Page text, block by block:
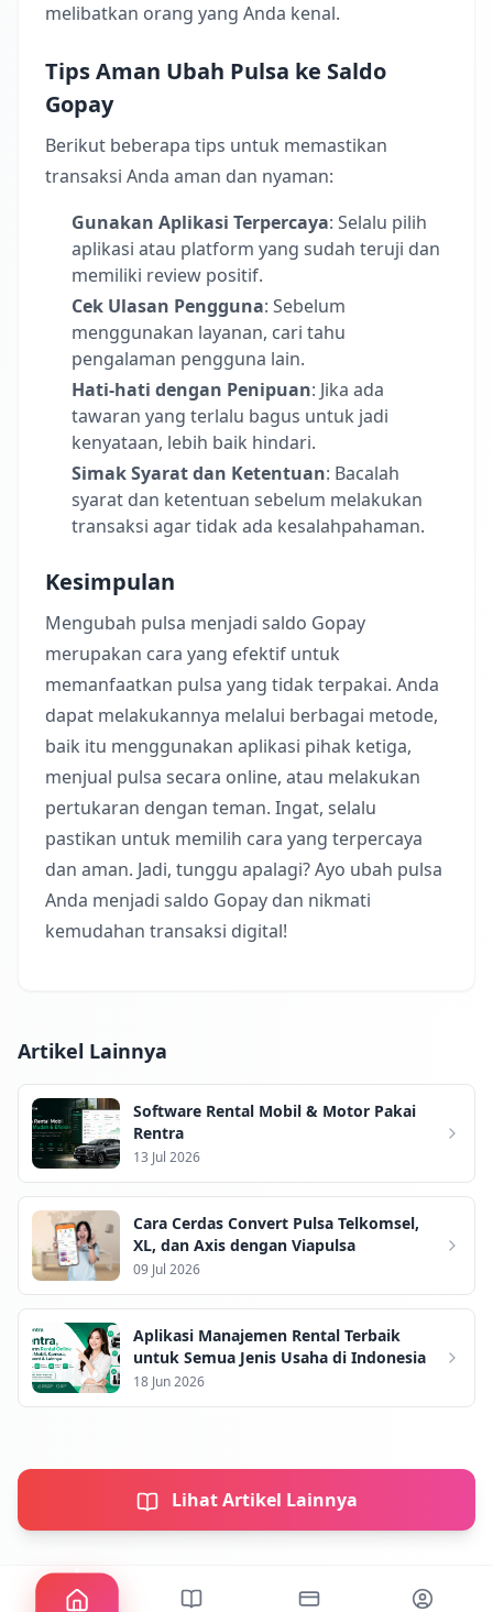
melibatkan orang yang Anda kenal.
Tips Aman Ubah Pulsa ke Saldo
Gopay
Berikut beberapa tips untuk memastikan
transaksi Anda aman dan nyaman:
Gunakan Aplikasi Terpercaya: Selalu pilih
aplikasi atau platform yang sudah teruji dan
memiliki review positif.
Cek Ulasan Pengguna: Sebelum
menggunakan layanan, cari tahu
pengalaman pengguna lain.
Hati-hati dengan Penipuan: Jika ada
tawaran yang terlalu bagus untuk jadi
kenyataan, lebih baik hindari.
Simak Syarat dan Ketentuan: Bacalah
syarat dan ketentuan sebelum melakukan
transaksi agar tidak ada kesalahpahaman.
Kesimpulan
Mengubah pulsa menjadi saldo Gopay
merupakan cara yang efektif untuk
memanfaatkan pulsa yang tidak terpakai. Anda
dapat melakukannya melalui berbagai metode,
baik itu menggunakan aplikasi pihak ketiga,
menjual pulsa secara online, atau melakukan
pertukaran dengan teman. Ingat, selalu
pastikan untuk memilih cara yang terpercaya
dan aman. Jadi, tunggu apalagi? Ayo ubah pulsa
Anda menjadi saldo Gopay dan nikmati
kemudahan transaksi digital!
Artikel Lainnya
Software Rental Mobil & Motor Pakai
Rentra
13 Jul 2026
Cara Cerdas Convert Pulsa Telkomsel,
XL, dan Axis dengan Viapulsa
09 Jul 2026
Aplikasi Manajemen Rental Terbaik
untuk Semua Jenis Usaha di Indonesia
18 Jun 2026
Lihat Artikel Lainnya